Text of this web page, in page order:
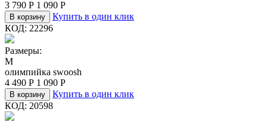
3 790 Р 1 090 Р
В корзину
Купить в один клик
КОД: 22296
Размеры:
M
олимпийка swoosh
4 490 Р 1 090 Р
В корзину
Купить в один клик
КОД: 20598